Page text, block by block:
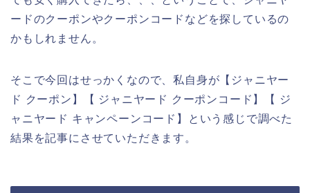
ードのクーポンやクーポンコードなどを探しているの
かもしれません。
そこで今回はせっかくなので、私自身が【ジャニヤー
ド クーポン】【 ジャニヤード クーポンコード】【 ジ
ャニヤード キャンペーンコード】という感じで調べた
結果を記事にさせていただきます。